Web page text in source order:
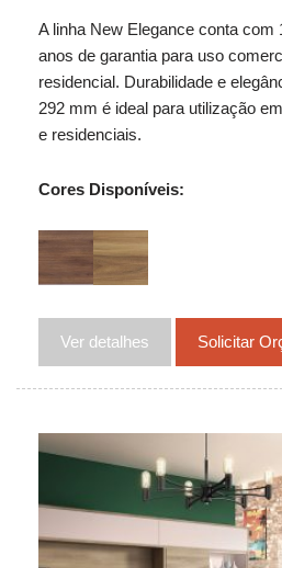
A linha New Elegance conta com
anos de garantia para uso
residencial. Durabilidade e
292 mm é ideal para utilização
e residenciais.
Cores Disponíveis:
Ver detalhes Solicitar